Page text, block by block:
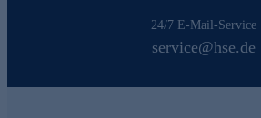
24/7 E-Mail-Service
service@hse.de